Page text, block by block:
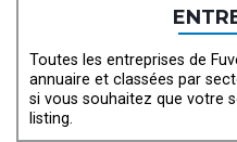
Toutes les entreprises de
annuaire et classées par
si vous souhaitez que votre
listing.